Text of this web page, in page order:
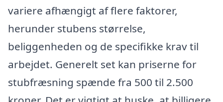
variere afhængigt af flere faktorer,
herunder stubens størrelse,
beliggenheden og de specifikke krav til
arbejdet. Generelt set kan priserne for
stubfræsning spænde fra 500 til 2.500